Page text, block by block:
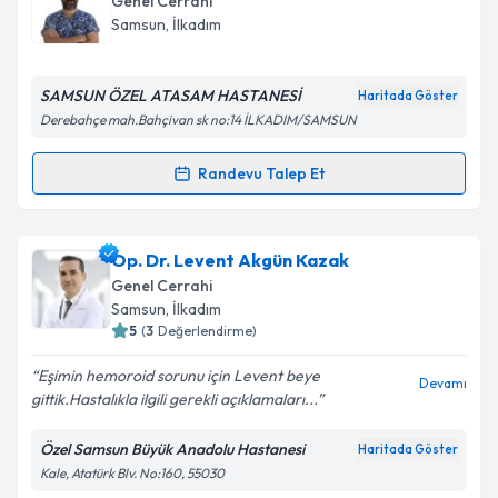
takvim hazırlandığında e-posta ile bilgilendireceğiz.
Kişisel verilerimin işlenmesine ilişkin
Metni'ni okudum ve kişisel verilerimin belirtilen
Takvim Talebini Gönder
Samsun, İlkadım
SAMSUN ÖZEL ATASAM HASTANESİ Haritada Göster
Derebahçe mah.Bahçivan sk no:14 İLKADIM/SAMSUN
Randevu Talep Et
Randevu Takvimi Talebi
Op. Dr. Murat Akbabaiçin randevu takvimi talebi
oluşturun. Size bu uzmandan randevu almanız için bir
takvim hazırlandığında e-posta ile bilgilendireceğiz.
Kişisel verilerimin işlenmesine ilişkin
Aydınlatma
Metni'ni okudum ve kişisel verilerimin belirtilen
Op. Dr. Levent Akgün Kazak
Genel Cerrahi
Samsun, İlkadım
5 (3 Değerlendirme)
Eşimin hemoroid sorunu için Levent beye
gittik.Hastalıkla ilgili gerekli açıklamaları...
Devamı
Özel Samsun Büyük Anadolu Hastanesi Haritada Göster
Kale, Atatürk Blv. No:160, 55030